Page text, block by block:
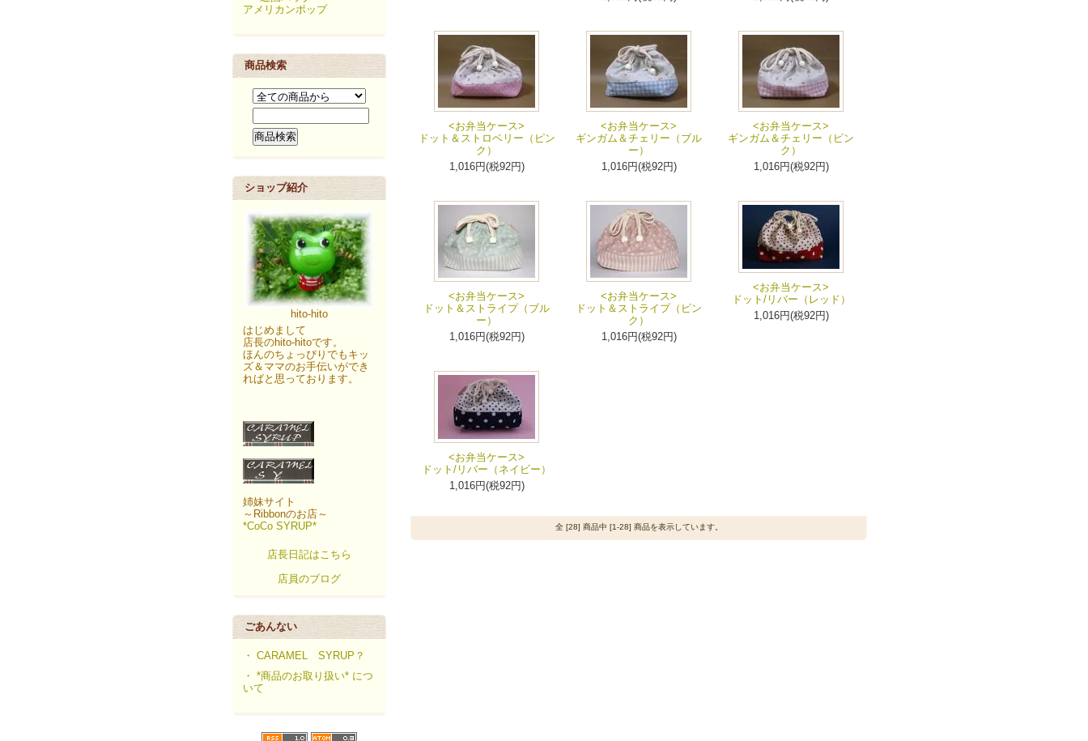
アメリカンポップ
商品検索
ショップ紹介
hito-hito
はじめまして
店長のhito-hitoです。
ほんのちょっぴりでもキッ
ズ＆ママのお手伝いができ
ればと思っております。
姉妹サイト
～Ribbonのお店～
*CoCo SYRUP*
店長日記はこちら
店員のブログ
ごあんない
・ CARAMEL SYRUP？
・ *商品のお取り扱い* につ
いて
<お弁当ケース>
ドット＆ストロベリー（ピン
ク）
1,016円(税92円)
<お弁当ケース>
ギンガム＆チェリー（ブル
ー）
1,016円(税92円)
<お弁当ケース>
ギンガム＆チェリー（ピン
ク）
1,016円(税92円)
<お弁当ケース>
ドット＆ストライプ（ブル
ー）
1,016円(税92円)
<お弁当ケース>
ドット＆ストライプ（ピン
ク）
1,016円(税92円)
<お弁当ケース>
ドット/リバー（レッド）
1,016円(税92円)
<お弁当ケース>
ドット/リバー（ネイビー）
1,016円(税92円)
全 [28] 商品中 [1-28] 商品を表示しています。